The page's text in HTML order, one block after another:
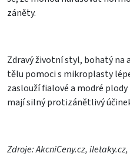
záněty.
Zdravý životní styl, bohatý na
tělu pomoci s mikroplasty
zaslouží fialové a modré
mají silný protizánětlivý
Zdroje: AkcniCeny.cz,